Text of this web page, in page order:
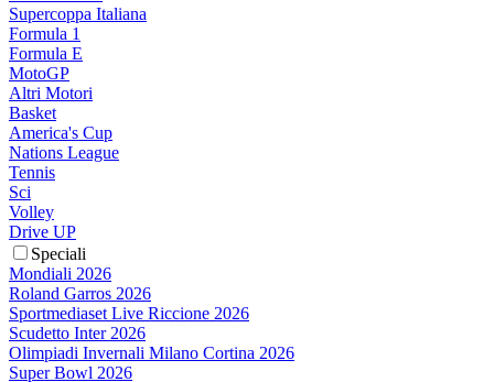
Supercoppa Italiana
Formula 1
Formula E
MotoGP
Altri Motori
Basket
America's Cup
Nations League
Tennis
Sci
Volley
Drive UP
Speciali
Mondiali 2026
Roland Garros 2026
Sportmediaset Live Riccione 2026
Scudetto Inter 2026
Olimpiadi Invernali Milano Cortina 2026
Super Bowl 2026